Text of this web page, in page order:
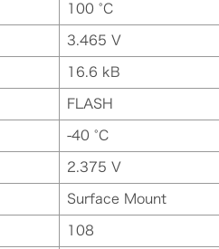
100 °C
3.465 V
16.6 kB
FLASH
-40 °C
2.375 V
Surface Mount
108